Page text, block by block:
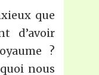
que
d’avoir
?
nous